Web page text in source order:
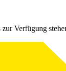
Verfügung